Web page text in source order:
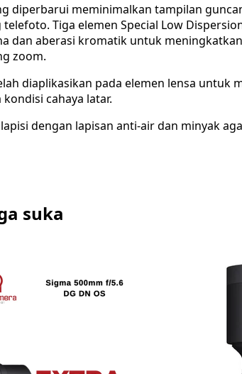
diperbarui meminimalkan tampilan
Tiga elemen Special Low
dan aberasi kromatik untuk
zoom.
diaplikasikan pada elemen lensa
cahaya latar.
dengan lapisan anti-air dan minyak
suka